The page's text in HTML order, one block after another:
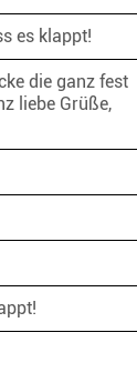
es klappt!
die ganz fest
liebe Grüße,